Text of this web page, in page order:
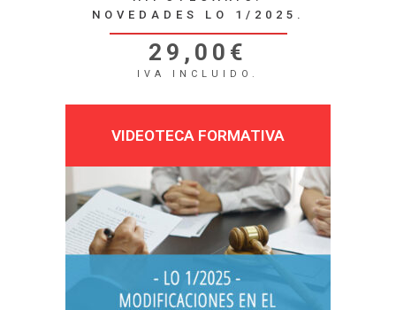
NOVEDADES LO 1/2025.
29,00 €
IVA INCLUIDO.
VIDEOTECA FORMATIVA